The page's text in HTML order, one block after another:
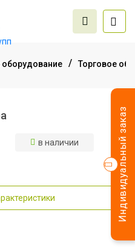
оборудование Торговое
Индивидуальный заказ
в наличии